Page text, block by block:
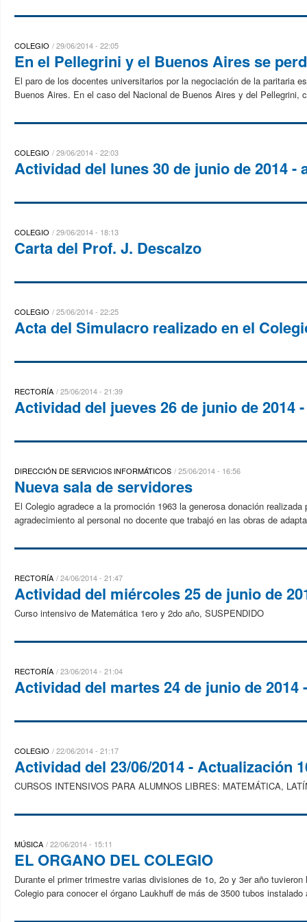
COLEGIO 29/06/2014 - 22:05
En el Pellegrini y el Buenos Aires se
El paro de los docentes universitarios por la negociación de la paritaria
Buenos Aires. En el caso del Nacional de Buenos Aires y del Pellegrini,
COLEGIO 29/06/2014 - 22:03
Actividad del lunes 30 de junio de 2014 -
COLEGIO 29/06/2014 - 18:13
Carta del Prof. J. Descalzo
COLEGIO 25/06/2014 - 22:25
Acta del Simulacro realizado en el
RECTORÍA 25/06/2014 - 21:39
Actividad del jueves 26 de junio de 2014
DIRECCIÓN DE SERVICIOS INFORMÁTICOS 25/06/2014 - 16:56
Nueva sala de servidores
El Colegio agradece a la promoción 1963 la generosa donación
agradecimiento al personal no docente que trabajó en las obras de
RECTORÍA 24/06/2014 - 21:47
Actividad del miércoles 25 de junio de
Curso intensivo de Matemática 1ero y 2do año, SUSPENDIDO
RECTORÍA 23/06/2014 - 21:04
Actividad del martes 24 de junio de 2014
COLEGIO 22/06/2014 - 21:17
Actividad del 23/06/2014 - Actualización
CURSOS INTENSIVOS PARA ALUMNOS LIBRES: MATEMÁTICA,
MÚSICA 22/06/2014 - 15:11
EL ORGANO DEL COLEGIO
Durante el primer trimestre varias divisiones de 1o, 2o y 3er año
Colegio para conocer el órgano Laukhuff de más de 3500 tubos